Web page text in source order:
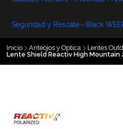
Seguridad y Rescate Black
Inicio Anteojos y Optica
Lentes
Lente Shield Reactiv High Mountain